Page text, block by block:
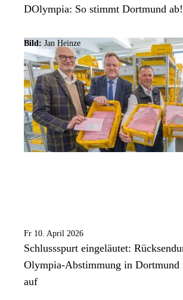
DOlympia: So stimmt Dortmund ab!
Bild: Jan Heinze
Fr 10. April 2026
Schlussspurt eingeläutet:
Olympia-Abstimmung in Dortmund
auf